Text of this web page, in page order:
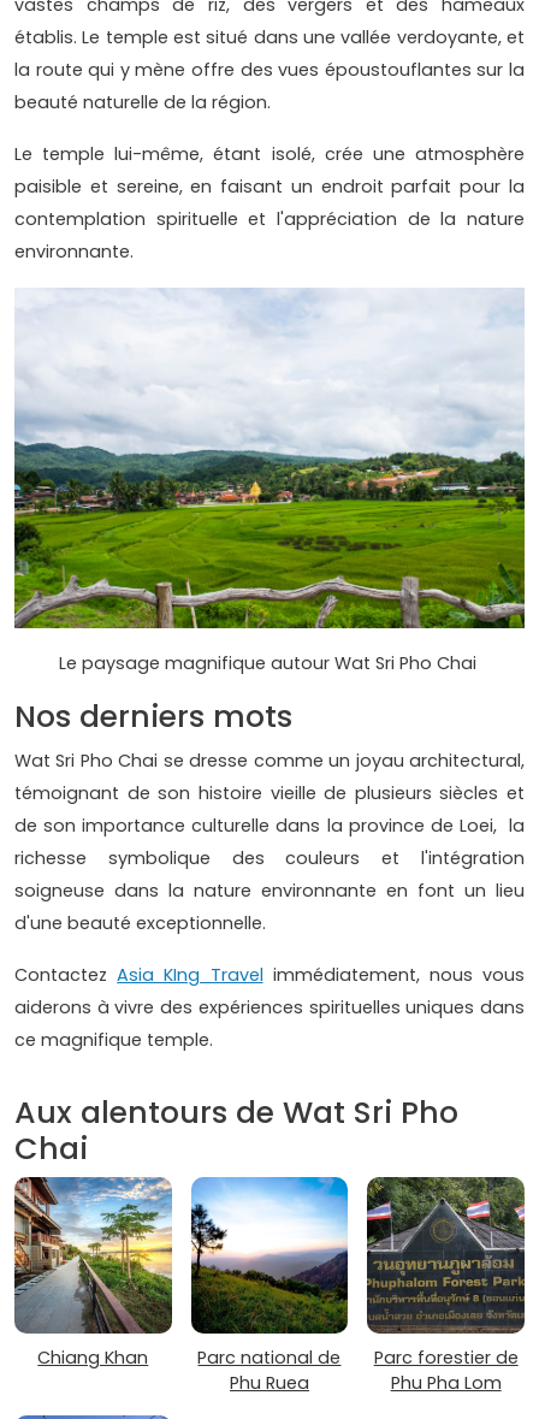
vastes champs de riz, des vergers et des hameaux
établis. Le temple est situé dans une vallée verdoyante, et
la route qui y mène offre des vues époustouflantes sur la
beauté naturelle de la région.
Le temple lui-même, étant isolé, crée une atmosphère
paisible et sereine, en faisant un endroit parfait pour la
contemplation spirituelle et l'appréciation de la nature
environnante.
Le paysage magnifique autour Wat Sri Pho Chai
Nos derniers mots
Wat Sri Pho Chai se dresse comme un joyau architectural,
témoignant de son histoire vieille de plusieurs siècles et
de son importance culturelle dans la province de Loei, la
richesse symbolique des couleurs et l'intégration
soigneuse dans la nature environnante en font un lieu
d'une beauté exceptionnelle.
ContactezAsia KIng Travel immédiatement, nous vous
aiderons à vivre des expériences spirituelles uniques dans
ce magnifique temple.
Aux alentours de Wat Sri Pho
Chai
Chiang Khan
Parc national de
Phu Ruea
Parc forestier de
Phu Pha Lom